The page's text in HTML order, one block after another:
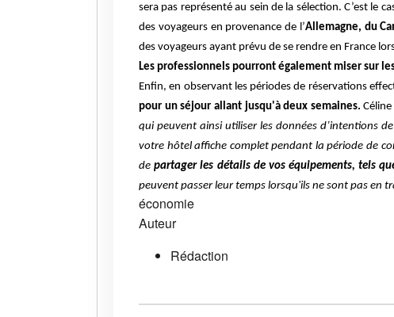
sera pas représenté au sein de la sélection. C’est le
des voyageurs en provenance de l’Allemagne, du
des voyageurs ayant prévu de se rendre en France
Les professionnels pourront également miser sur
Enfin, en observant les périodes de réservations
pour un séjour allant jusqu'à deux semaines.
qui peuvent ainsi utiliser les données d’intentions
votre hôtel affiche complet pendant la période de
departager les détails de vos équipements, tels
peuvent passer leur temps lorsqu'ils ne sont pas en
économie
Auteur
Rédaction